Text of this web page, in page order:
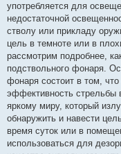
д
о
м
л
е
н
я
употребляется для
недостаточной
стволу или прикладу
цель в темноте или в
рассмотрим подробнее,
подствольного фонаря.
фонаря состоит в том,
эффективность стрельбы
яркому миру, который
обнаружить и навести
время суток или в
использоваться для